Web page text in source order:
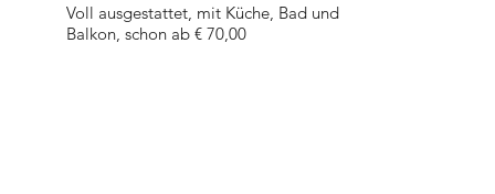
Voll ausgestattet, mit Küche, Bad und
Balkon, schon ab € 70,00